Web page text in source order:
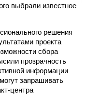
выбрали известное
решения
проекта
сбора
прозрачность
информации
запрашивать
центра